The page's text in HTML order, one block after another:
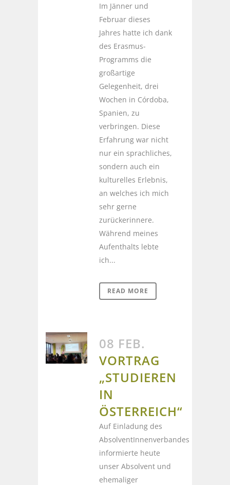
Im Jänner und
Februar dieses
Jahres hatte ich dank
des Erasmus-
Programms die
großartige
Gelegenheit, drei
Wochen in Córdoba,
Spanien, zu
verbringen. Diese
Erfahrung war nicht
nur ein sprachliches,
sondern auch ein
kulturelles Erlebnis,
an welches ich mich
sehr gerne
zurückerinnere.
Während meines
Aufenthalts lebte
ich...
READ MORE
08 FEB.
VORTRAG
„STUDIEREN
IN
ÖSTERREICH“
Auf Einladung des
AbsolventInnenverbandes
informierte heute
unser Absolvent und
ehemaliger